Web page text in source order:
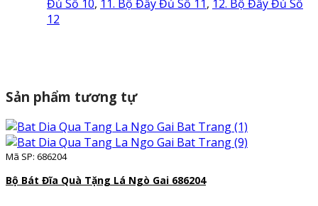
Đủ Số 10, 11. Bộ Đầy Đủ Số 11, 12. Bộ Đầy Đủ Số
12
Sản phẩm tương tự
Mã SP: 686204
Bộ Bát Đĩa Quà Tặng Lá Ngò Gai 686204